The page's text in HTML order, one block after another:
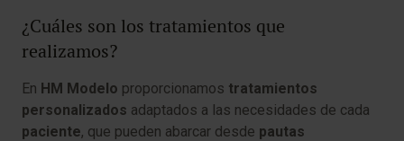
¿Cuáles son los tratamientos que
realizamos?
En HM Modelo proporcionamos tratamientos
personalizados adaptados a las necesidades de cada
paciente, que pueden abarcar desde pautas